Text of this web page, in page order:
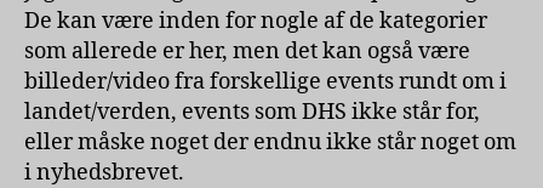
De kan være inden for nogle af de kategorier
som allerede er her, men det kan også være
billeder/video fra forskellige events rundt om i
landet/verden, events som DHS ikke står for,
eller måske noget der endnu ikke står noget om
i nyhedsbrevet.